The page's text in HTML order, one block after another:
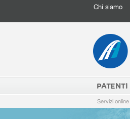
Chi siamo
PATENTI
Servizi online